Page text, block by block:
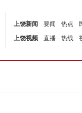
上饶新闻 要闻 热点
上饶视频
直播 热线